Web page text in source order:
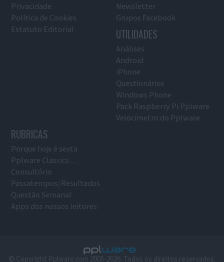
Privacidade
Política de Cookies
Estatuto Editorial
Newsletter
Grupos Facebook
UTILIDADES
Análises
Android
iPhone
Questionários
Windows Phone
Pack Raspberry Pi Pplware
Velocímetro do Pplware
RUBRICAS
Porque hoje é sexta
Pplware Classics…
Consultório
Passatempos/Resultados
Questão Semanal
Apps dos nossos leitores
© Copyright Pplware.com 2005-2026. Todos os direitos reservados.